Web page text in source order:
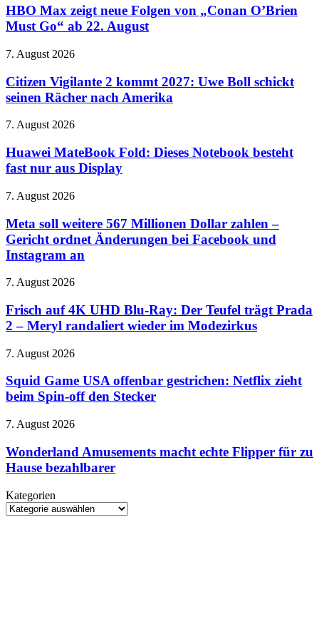
Donut
zeigt
neue
Folgen
„Conan
Must
Go“
22.
HBO Max zeigt neue Folgen von „Conan O’Brien
Must Go“ ab 22. August
Citizen
2
kommt
2027:
Boll
seinen
Rächer
Amerika
7. August 2026
Citizen Vigilante 2 kommt 2027: Uwe Boll schickt
seinen Rächer nach Amerika
Huawei
Fold:
Dieses
Notebook
fast
aus
Display
7. August 2026
Huawei MateBook Fold: Dieses Notebook besteht
fast nur aus Display
Meta
weitere
567
Millionen
Dollar
–
ordnet
Änderungen
Facebook
Instagram
an
7. August 2026
Meta soll weitere 567 Millionen Dollar zahlen –
Gericht ordnet Änderungen bei Facebook und
Instagram an
Frisch
4K
UHD
Blu-
Der
trägt
Prada
–
randaliert
wieder
im
7. August 2026
Frisch auf 4K UHD Blu-Ray: Der Teufel trägt Prada
2 – Meryl randaliert wieder im Modezirkus
Squid
USA
offenbar
gestrichen:
zieht
Spin-
off
Stecker
7. August 2026
Squid Game USA offenbar gestrichen: Netflix zieht
beim Spin-off den Stecker
Wonderland
macht
echte
Flipper
zu
Hause
7. August 2026
Wonderland Amusements macht echte Flipper für zu
Hause bezahlbarer
Kategorien
Kategorien